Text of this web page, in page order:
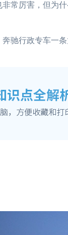
常厉害，但为
驰行政专车一